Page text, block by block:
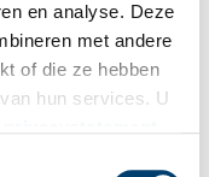
en analyse. Deze
met andere
of die ze hebben
hun services. U